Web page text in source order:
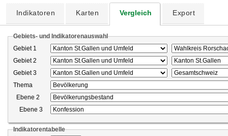
Indikatoren Karten Vergleich Export
Gebiets- und Indikatorenauswahl
Gebiet 1
Gebiet 2
Gebiet 3
Thema
Ebene 2
Ebene 3
Indikatorentabelle